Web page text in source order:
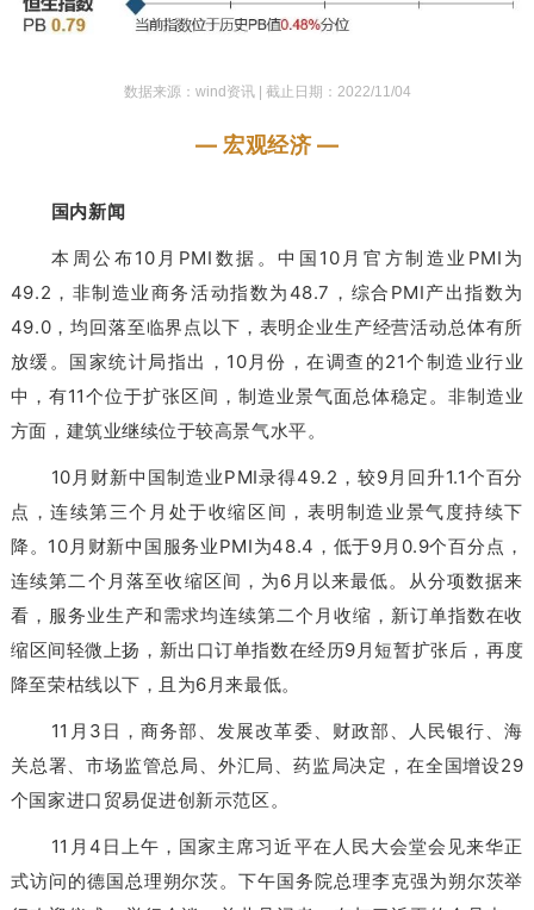
数据来源：wind资讯 | 截止日期：2022/11/04
— 宏观经济 —
国内新闻
本周公布10月PMI数据。中国10月官方制造业PMI为
49.2，非制造业商务活动指数为48.7，综合PMI产出指数为
49.0，均回落至临界点以下，表明企业生产经营活动总体有所
放缓。国家统计局指出，10月份，在调查的21个制造业行业
中，有11个位于扩张区间，制造业景气面总体稳定。非制造业
方面，建筑业继续位于较高景气水平。
10月财新中国制造业PMI录得49.2，较9月回升1.1个百分
点，连续第三个月处于收缩区间，表明制造业景气度持续下
降。10月财新中国服务业PMI为48.4，低于9月0.9个百分点，
连续第二个月落至收缩区间，为6月以来最低。从分项数据来
看，服务业生产和需求均连续第二个月收缩，新订单指数在收
缩区间轻微上扬，新出口订单指数在经历9月短暂扩张后，再度
降至荣枯线以下，且为6月来最低。
11月3日，商务部、发展改革委、财政部、人民银行、海
关总署、市场监管总局、外汇局、药监局决定，在全国增设29
个国家进口贸易促进创新示范区。
11月4日上午，国家主席习近平在人民大会堂会见来华正
式访问的德国总理朔尔茨。下午国务院总理李克强为朔尔茨举